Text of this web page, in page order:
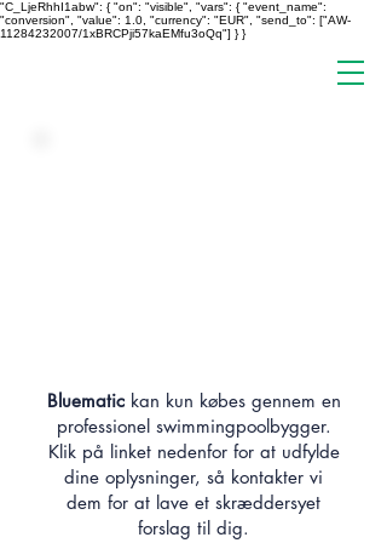
"C_LjeRhhI1abw": { "on": "visible", "vars": { "event_name":
"conversion", "value": 1.0, "currency": "EUR", "send_to": ["AW-
11284232007/1xBRCPji57kaEMfu3oQq"] } }
Bluematic kan kun købes gennem en
professionel swimmingpoolbygger.
Klik på linket nedenfor for at udfylde
dine oplysninger, så kontakter vi
dem for at lave et skræddersyet
forslag til dig.